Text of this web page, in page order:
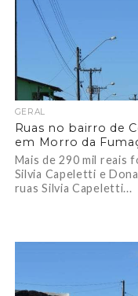
GERAL
Ruas no bairro de
em Morro da
Mais de 290 mil reais
Silvia Capeletti e
ruas Silvia Capeletti...